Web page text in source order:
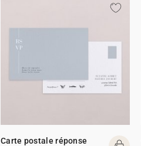
Carte postale réponse